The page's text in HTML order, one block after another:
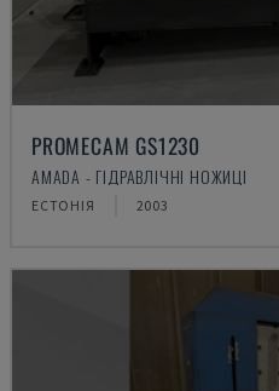
PROMECAM GS1230
AMADA - ГІДРАВЛІЧНІ НОЖИЦІ
ЕСТОНІЯ 2003